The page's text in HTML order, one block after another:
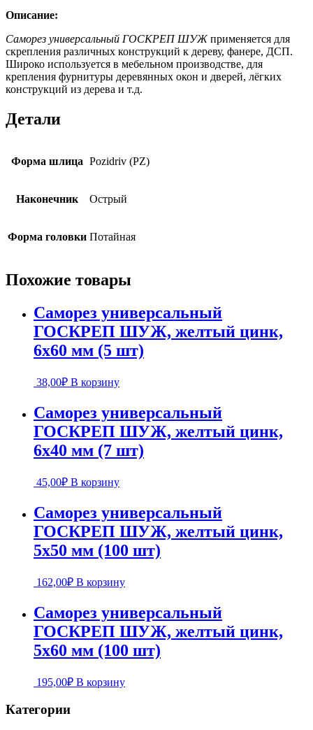
Описание:
Саморез универсальный ГОСКРЕП ШУЖ применяется для
скрепления различных конструкций к дереву, фанере, ДСП.
Широко используется в мебельном производстве, для
крепления фурнитуры деревянных окон и дверей, лёгких
конструкций из дерева и т.д.
Детали
Форма шлица Pozidriv (PZ)
Наконечник Острый
Форма головки Потайная
Похожие товары
Саморез универсальный
ГОСКРЕП ШУЖ, желтый цинк,
6х60 мм (5 шт)
38,00₽ В корзину
Саморез универсальный
ГОСКРЕП ШУЖ, желтый цинк,
6х40 мм (7 шт)
45,00₽ В корзину
Саморез универсальный
ГОСКРЕП ШУЖ, желтый цинк,
5х50 мм (100 шт)
162,00₽ В корзину
Саморез универсальный
ГОСКРЕП ШУЖ, желтый цинк,
5х60 мм (100 шт)
195,00₽ В корзину
Категории